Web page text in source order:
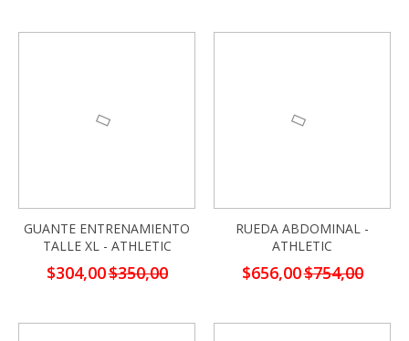
GUANTE ENTRENAMIENTO
TALLE XL - ATHLETIC
Precio
especial
$304,00$350,00
RUEDA ABDOMINAL -
ATHLETIC
Precio
especial
$656,00$754,00